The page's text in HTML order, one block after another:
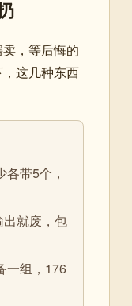
，等后悔的
这几种东西
带5个，
就废，包
一组，176